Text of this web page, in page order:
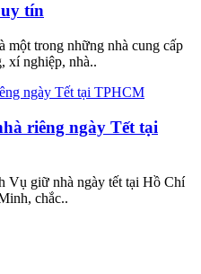
tín
một trong những nhà cung cấp
xí nghiệp, nhà..
riêng ngày Tết tại
Vụ giữ nhà ngày tết tại Hồ Chí
chắc..